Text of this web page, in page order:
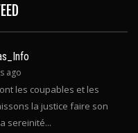
les coupables et les
la justice faire son
sereinité...